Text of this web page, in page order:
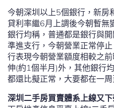
今朝深圳以上5個銀行，新房
貸利率繼6月上調後今朝暫無
銀行均稱，普通都是銀行與
準進支行，今朝營業正常停
行表現今朝營業額度相較之
伸(約1個半月)外，其他銀行
都還比擬正常，大要都在一周
深圳二手房買賣體系上線又